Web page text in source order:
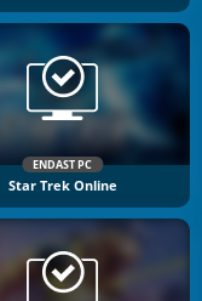
ENDAST PC
Star Trek Online